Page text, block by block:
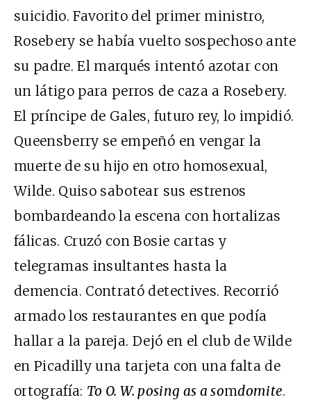
suicidio. Favorito del primer ministro,
Rosebery se había vuelto sospechoso ante
su padre. El marqués intentó azotar con
un látigo para perros de caza a Rosebery.
El príncipe de Gales, futuro rey, lo impidió.
Queensberry se empeñó en vengar la
muerte de su hijo en otro homosexual,
Wilde. Quiso sabotear sus estrenos
bombardeando la escena con hortalizas
fálicas. Cruzó con Bosie cartas y
telegramas insultantes hasta la
demencia. Contrató detectives. Recorrió
armado los restaurantes en que podía
hallar a la pareja. Dejó en el club de Wilde
en Picadilly una tarjeta con una falta de
ortografía: To O. W. posing as a somdomite.